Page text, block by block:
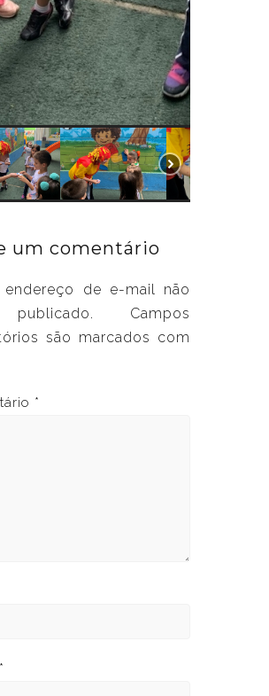
um comentário
endereço de e-mail não
Campos
são marcados com
*
*